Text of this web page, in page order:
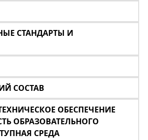
СТАНДАРТЫ И
СОСТАВ
ОБЕСПЕЧЕНИЕ
ОБРАЗОВАТЕЛЬНОГО
СРЕДА